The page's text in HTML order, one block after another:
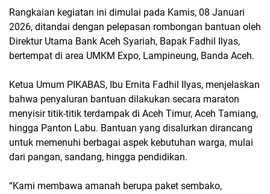
​Rangkaian kegiatan ini dimulai pada Kamis, 08 Januari
2026, ditandai dengan pelepasan rombongan bantuan oleh
Direktur Utama Bank Aceh Syariah, Bapak Fadhil Ilyas,
bertempat di area UMKM Expo, Lampineung, Banda Aceh.
​Ketua Umum PIKABAS, Ibu Ernita Fadhil Ilyas, menjelaskan
bahwa penyaluran bantuan dilakukan secara maraton
menyisir titik-titik terdampak di Aceh Timur, Aceh Tamiang,
hingga Panton Labu. Bantuan yang disalurkan dirancang
untuk memenuhi berbagai aspek kebutuhan warga, mulai
dari pangan, sandang, hingga pendidikan.
​“Kami membawa amanah berupa paket sembako,